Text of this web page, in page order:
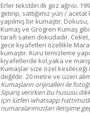
Erler tekstilin ilk göz ağrısı.
getirip, sattığımız yün /
yapılmış bir kumaştır.
Kumaş ve Grogren Kumaş
tarafı saten dokudadır.
gece kıyafetleri özellikle
kumaştır. Kuru temizleme
kıyafetlerde kol,yaka ve
Kumaşlar size özel
değildir. 20 metre ve üzeri
Kumaşların orijinalleri ile
Sipariş verirken bu hususu
için lütfen whatsapp
numaralarımızdan iletişime